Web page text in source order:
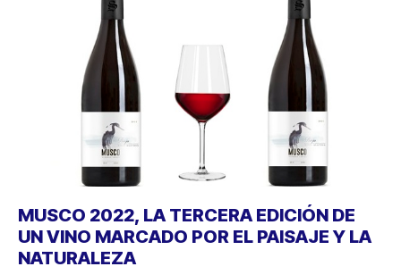
MUSCO 2022, LA TERCERA EDICIÓN DE
UN VINO MARCADO POR EL PAISAJE Y LA
NATURALEZA